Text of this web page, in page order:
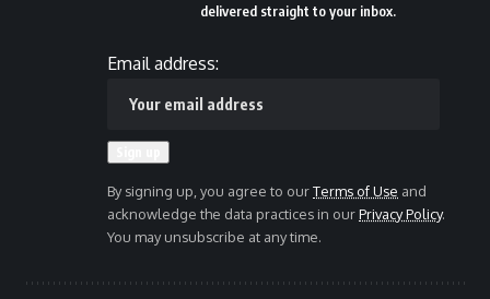
delivered straight to your inbox.
Email address:
By signing up, you agree to ourTerms of Use and
acknowledge the data practices in ourPrivacy Policy.
You may unsubscribe at any time.